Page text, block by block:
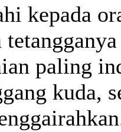
kepada
paling
kuda,